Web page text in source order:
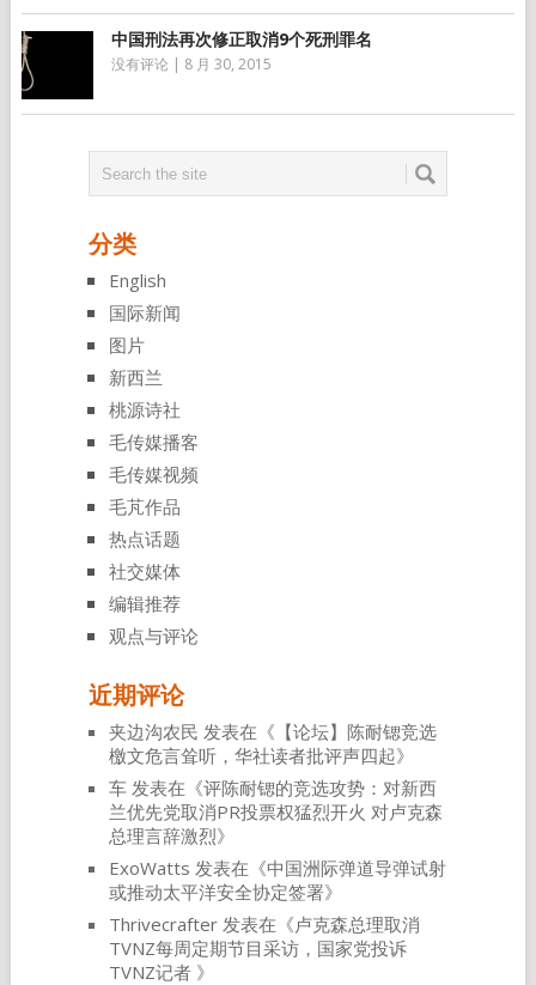
中国刑法再次修正取消9个死刑罪名
没有评论 | 8 月 30, 2015
分类
English
国际新闻
图片
新西兰
桃源诗社
毛传媒播客
毛传媒视频
毛芃作品
热点话题
社交媒体
编辑推荐
观点与评论
近期评论
夹边沟农民 发表在《 【论坛】陈耐锶竞选
檄文危言耸听，华社读者批评声四起》
车发表在《评陈耐锶的竞选攻势：对新西
兰优先党取消PR投票权猛烈开火 对卢克森
总理言辞激烈》
ExoWatts 发表在《中国洲际弹道导弹试射
或推动太平洋安全协定签署》
Thrivecrafter发表在《卢克森总理取消
TVNZ每周定期节目采访，国家党投诉
TVNZ记者 》